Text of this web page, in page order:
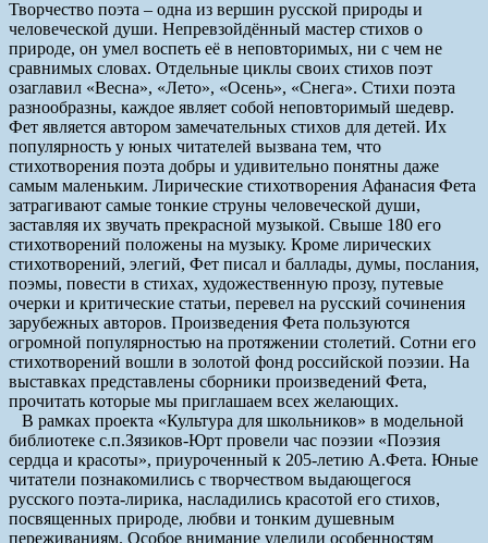
Творчество поэта – одна из вершин русской природы и
человеческой души. Непревзойдённый мастер стихов о
природе, он умел воспеть её в неповторимых, ни с чем не
сравнимых словах. Отдельные циклы своих стихов поэт
озаглавил «Весна», «Лето», «Осень», «Снега». Стихи поэта
разнообразны, каждое являет собой неповторимый шедевр.
Фет является автором замечательных стихов для детей. Их
популярность у юных читателей вызвана тем, что
стихотворения поэта добры и удивительно понятны даже
самым маленьким. Лирические стихотворения Афанасия Фета
затрагивают самые тонкие струны человеческой души,
заставляя их звучать прекрасной музыкой. Свыше 180 его
стихотворений положены на музыку. Кроме лирических
стихотворений, элегий, Фет писал и баллады, думы, послания,
поэмы, повести в стихах, художественную прозу, путевые
очерки и критические статьи, перевел на русский сочинения
зарубежных авторов. Произведения Фета пользуются
огромной популярностью на протяжении столетий. Сотни его
стихотворений вошли в золотой фонд российской поэзии. На
выставках представлены сборники произведений Фета,
прочитать которые мы приглашаем всех желающих.
В рамках проекта «Культура для школьников» в модельной
библиотеке с.п.Зязиков-Юрт провели час поэзии «Поэзия
сердца и красоты», приуроченный к 205-летию А.Фета. Юные
читатели познакомились с творчеством выдающегося
русского поэта-лирика, насладились красотой его стихов,
посвященных природе, любви и тонким душевным
переживаниям. Особое внимание уделили особенностям